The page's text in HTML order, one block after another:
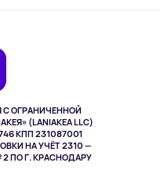
ОГРАНИЧЕННОЙ
(LANIAKEA LLC)
КПП 231087001
НА УЧЁТ 2310 —
ПО Г. КРАСНОДАРУ